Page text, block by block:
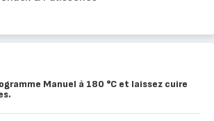
Manuel à 180 °C et laissez cuire